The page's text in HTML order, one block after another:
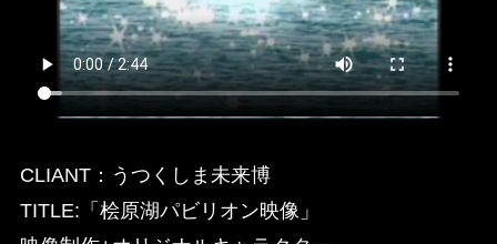
CLIANT：うつくしま未来博
TITLE:「桧原湖パビリオン映像」